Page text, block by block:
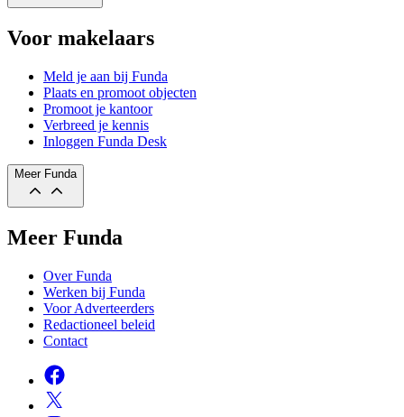
Voor makelaars
Meld je aan bij Funda
Plaats en promoot objecten
Promoot je kantoor
Verbreed je kennis
Inloggen Funda Desk
Meer Funda
Meer Funda
Over Funda
Werken bij Funda
Voor Adverteerders
Redactioneel beleid
Contact